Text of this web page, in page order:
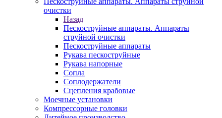
очистки
Назад
Пескоструйные аппараты. Аппараты
струйной очистки
Пескоструйные аппараты
Рукава пескоструйные
Рукава напорные
Сопла
Соплодержатели
Сцепления крабовые
Моечные установки
Компрессорные головки